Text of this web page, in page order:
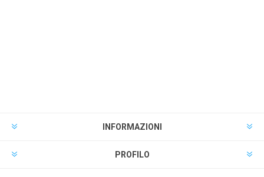
INFORMAZIONI
PROFILO